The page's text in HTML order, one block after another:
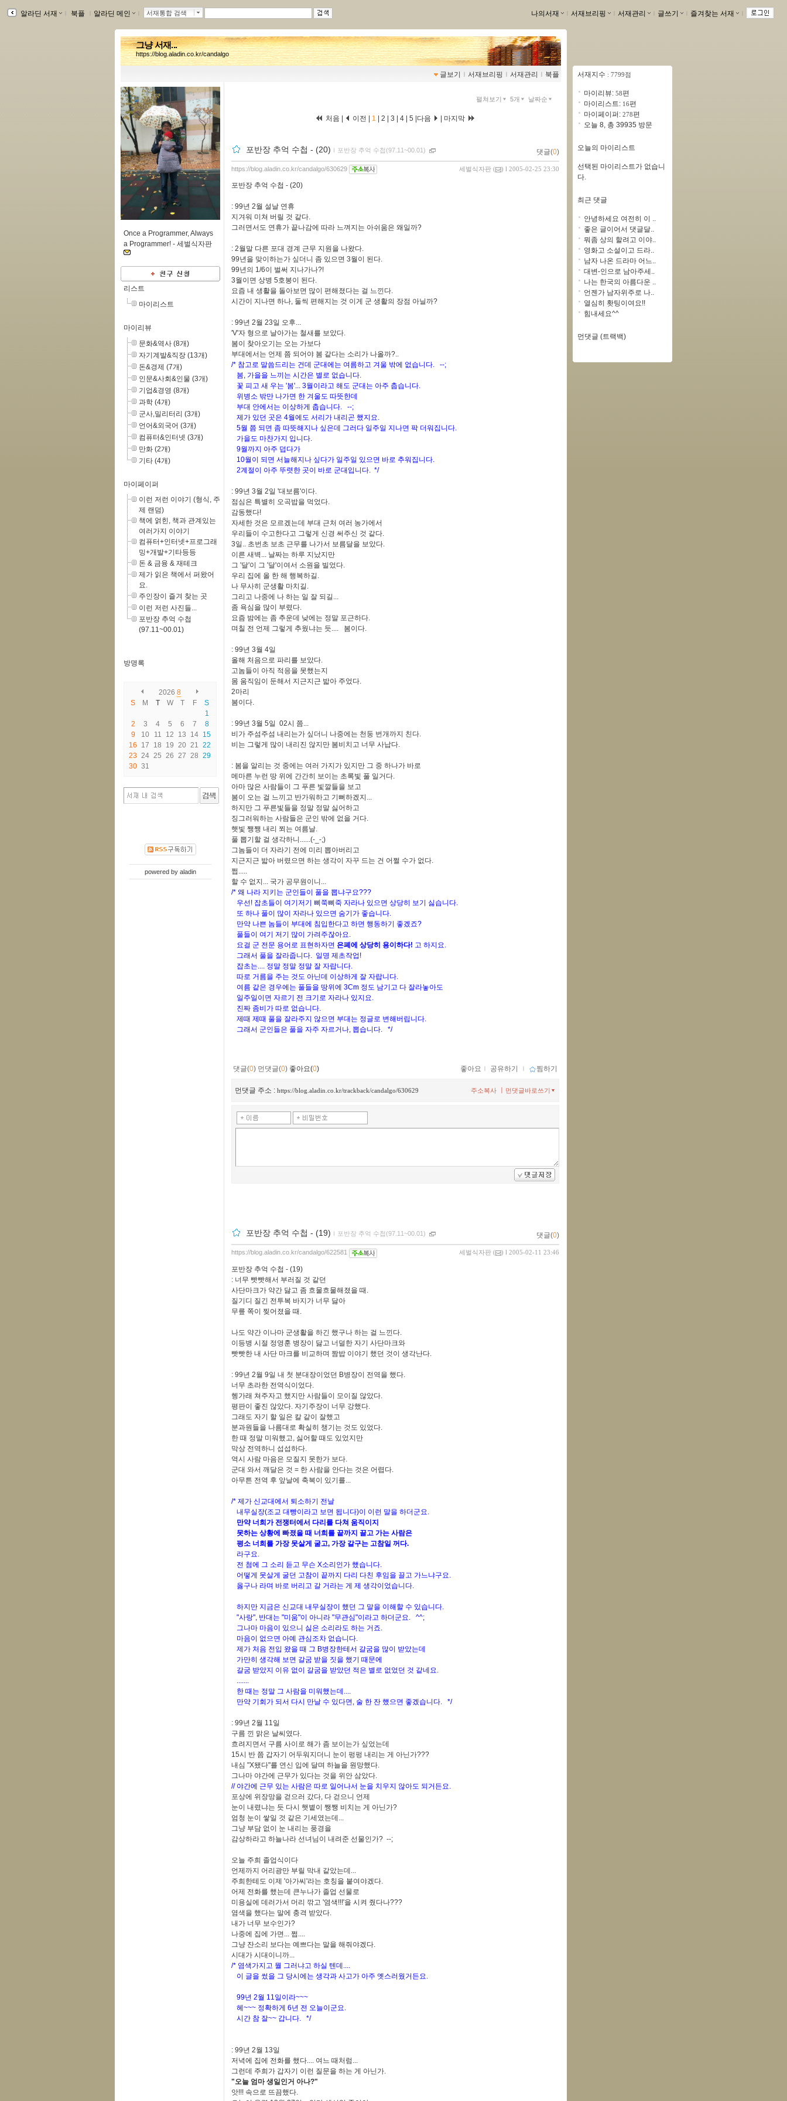
알라딘 서재 북플 알라딘 메인 서재통합 검색 나의서재 서재브리핑 서재관리 글쓰기 즐겨찾는 서재
그냥 서재...
https://blog.aladin.co.kr/candalgo
글보기 ｌ 서재브리핑 ｌ 서재관리 ｌ 북플
Once a Programmer, Always
a Programmer! - 세벌식자판
리스트
마이리스트
마이리뷰
문화&역사 (8개)
자기계발&직장 (13개)
돈&경제 (7개)
인문&사회&인물 (3개)
기업&경영 (8개)
과학 (4개)
군사,밀리터리 (3개)
언어&외국어 (3개)
컴퓨터&인터넷 (3개)
만화 (2개)
기타 (4개)
마이페이퍼
이런 저런 이야기 (형식, 주
제 랜덤)
책에 얽힌, 책과 관계있는
여러가지 이야기
컴퓨터+인터넷+프로그래
밍+개발+기타등등
돈 & 금융 & 재테크
제가 읽은 책에서 퍼왔어
요.
주인장이 즐겨 찾는 곳
이런 저런 사진들...
포반장 추억 수첩
(97.11~00.01)
방명록
2026 8
S
M T W T F
S
1
2
3 4 5 6 7
8
9
10 11 12 13 14 15
16
17 18 19 20 21
22
23 24 25 26 27 28 29
30 31
powered by aladin
펼쳐보기 5개 날짜순
처음 | 이전 | 1 2 3 4 5 다음 마지막
포반장 추억 수첩 - (20) ｌ 포반장 추억 수첩(97.11~00.01) 댓글(0)
세벌식자판 ( ) l 2005-02-25 23:30
https://blog.aladin.co.kr/candalgo/630629
포반장 추억 수첩 - (20)
: 99년 2월 설날 연휴
지겨워 미쳐 버릴 것 같다.
그러면서도 연휴가 끝나감에 따라 느껴지는 아쉬움은 왜일까?
: 2월말 다른 포대 경계 근무 지원을 나왔다.
99년을 맞이하는가 싶더니 좀 있으면 3월이 된다.
99년의 1/6이 벌써 지나가나?!
3월이면 상병 5호봉이 된다.
요즘 내 생활을 돌아보면 많이 편해졌다는 걸 느낀다.
시간이 지나면 하나, 둘씩 편해지는 것 이게 군 생활의 장점 아닐까?
: 99년 2월 23일 오후...
'V'자 형으로 날아가는 철새를 보았다.
봄이 찾아오기는 오는 가보다
부대에서는 언제 쯤 되어야 봄 같다는 소리가 나올까?..
/* 참고로 말씀드리는 건데 군대에는 여름하고 겨울 밖에 없습니다. --;
봄, 가을을 느끼는 시간은 별로 없습니다.
꽃 피고 새 우는 '봄'... 3월이라고 해도 군대는 아주 춥습니다.
위병소 밖만 나가면 한 겨울도 따뜻한데
부대 안에서는 이상하게 춥습니다. --;
제가 있던 곳은 4월에도 서리가 내리곤 했지요.
5월 쯤 되면 좀 따뜻해지나 싶은데 그러다 일주일 지나면 팍 더워집니다.
가을도 마찬가지 입니다.
9월까지 아주 덥다가
10월이 되면 서늘해지나 싶다가 일주일 있으면 바로 추워집니다.
2계절이 아주 뚜렷한 곳이 바로 군대입니다. */
: 99년 3월 2일 '대보름'이다.
점심은 특별히 오곡밥을 먹었다.
감동했다!
자세한 것은 모르겠는데 부대 근처 여러 농가에서
우리들이 수고한다고 그렇게 신경 써주신 것 같다.
3일.. 초번초 보초 근무를 나가서 보름달을 보았다.
이른 새벽... 날짜는 하루 지났지만
그 '달'이 그 '달'이여서 소원을 빌었다.
우리 집에 올 한 해 행복하길.
나 무사히 군생활 마치길.
그리고 나중에 나 하는 일 잘 되길...
좀 욕심을 많이 부렸다.
요즘 밤에는 좀 추운데 낮에는 정말 포근하다.
며칠 전 언제 그렇게 추웠냐는 듯.... 봄이다.
: 99년 3월 4일
올해 처음으로 파리를 보았다.
고놈들이 아직 적응을 못했는지
몸 움직임이 둔해서 지근지근 밟아 주었다.
2마리
봄이다.
: 99년 3월 5일 02시 쯤...
비가 주섬주섬 내리는가 싶더니 나중에는 천둥 번개까지 친다.
비는 그렇게 많이 내리진 않지만 봄비치고 너무 사납다.
: 봄을 알리는 것 중에는 여러 가지가 있지만 그 중 하나가 바로
메마른 누런 땅 위에 간간히 보이는 초록빛 풀 일거다.
아마 많은 사람들이 그 푸른 빛깔들을 보고
봄이 오는 걸 느끼고 반가워하고 기뻐하겠지...
하지만 그 푸른빛들을 정말 정말 싫어하고
징그러워하는 사람들은 군인 밖에 없을 거다.
햇빛 쨍쨍 내리 쬐는 여름날.
풀 뽑기할 걸 생각하니......(-_-;)
그놈들이 더 자라기 전에 미리 뽑아버리고
지근지근 밟아 버렸으면 하는 생각이 자꾸 드는 건 어쩔 수가 없다.
쩝.....
할 수 없지... 국가 공무원이니...
/* 왜 나라 지키는 군인들이 풀을 뽑냐구요???
우선! 잡초들이 여기저기 삐쭉삐죽 자라나 있으면 상당히 보기 싫습니다.
또 하나 풀이 많이 자라나 있으면 숨기가 좋습니다.
만약 나쁜 놈들이 부대에 침입한다고 하면 행동하기 좋겠죠?
풀들이 여기 저기 많이 가려주잖아요.
요걸 군 전문 용어로 표현하자면 은폐에 상당히 용이하다! 고 하지요.
그래서 풀을 잘라줍니다. 일명 제초작업!
잡초는.... 정말 정말 정말 잘 자랍니다.
따로 거름을 주는 것도 아닌데 이상하게 잘 자랍니다.
여름 같은 경우에는 풀들을 땅위에 3Cm 정도 남기고 다 잘라놓아도
일주일이면 자르기 전 크기로 자라나 있지요.
진짜 좀비가 따로 없습니다.
제때 제때 풀을 잘라주지 않으면 부대는 정글로 변해버립니다.
그래서 군인들은 풀을 자주 자르거나, 뽑습니다. */
댓글(0) 먼댓글(0) 좋아요(0) 좋아요 ｌ 공유하기 ｌ 찜하기
먼댓글 주소 : https://blog.aladin.co.kr/trackback/candalgo/630629 먼댓글바로쓰기
주소복사
포반장 추억 수첩 - (19) ｌ 포반장 추억 수첩(97.11~00.01) 댓글(0)
세벌식자판 ( ) l 2005-02-11 23:46
https://blog.aladin.co.kr/candalgo/622581
포반장 추억 수첩 - (19)
: 너무 빳빳해서 부러질 것 같던
사단마크가 약간 닳고 좀 흐물흐물해졌을 때.
질기디 질긴 전투복 바지가 너무 닳아
무릎 쪽이 찢어졌을 때.
나도 약간 이나마 군생활을 하긴 했구나 하는 걸 느낀다.
이등병 시절 정영훈 병장이 닳고 너덜한 자기 사단마크와
빳빳한 내 사단 마크를 비교하며 짬밥 이야기 했던 것이 생각난다.
: 99년 2월 9일 내 첫 분대장이었던 B병장이 전역을 했다.
너무 초라한 전역식이었다.
헹가래 쳐주자고 했지만 사람들이 모이질 않았다.
평판이 좋진 않았다. 자기주장이 너무 강했다.
그래도 자기 할 일은 칼 같이 잘했고
분과원들을 나름대로 확실히 챙기는 것도 있었다.
한 때 정말 미워했고, 싫어할 때도 있었지만
막상 전역하니 섭섭하다.
역시 사람 마음은 모질지 못한가 보다.
군대 와서 깨달은 것 = 한 사람을 안다는 것은 어렵다.
아무튼 전역 후 앞날에 축복이 있기를...
/* 제가 신교대에서 퇴소하기 전날
내무실장(조교 대빵이라고 보면 됩니다)이 이런 말을 하더군요.
만약 너희가 전쟁터에서 다리를 다쳐 움직이지
못하는 상황에 빠졌을 때 너희를 끝까지 끌고 가는 사람은
평소 너희를 가장 못살게 굴고, 가장 갈구는 고참일 꺼다.
라구요.
전 첨에 그 소리 듣고 무슨 X소리인가 했습니다.
어떻게 못살게 굴던 고참이 끝까지 다리 다친 후임을 끌고 가느냐구요.
옳구나 라며 바로 버리고 갈 거라는 게 제 생각이었습니다.
하지만 지금은 신교대 내무실장이 했던 그 말을 이해할 수 있습니다.
"사랑", 반대는 "미움"이 아니라 "무관심"이라고 하더군요. ^^;
그나마 마음이 있으니 싫은 소리라도 하는 거죠.
마음이 없으면 아예 관심조차 없습니다.
제가 처음 전입 왔을 때 그 B병장한테서 갈굼을 많이 받았는데
가만히 생각해 보면 갈굼 받을 짓을 했기 때문에
갈굼 받았지 이유 없이 갈굼을 받았던 적은 별로 없었던 것 같네요.
.......
한 때는 정말 그 사람을 미워했는데....
만약 기회가 되서 다시 만날 수 있다면, 술 한 잔 했으면 좋겠습니다. */
: 99년 2월 11일
구름 낀 맑은 날씨였다.
흐려지면서 구름 사이로 해가 좀 보이는가 싶었는데
15시 반 쯤 갑자기 어두워지더니 눈이 펑펑 내리는 게 아닌가???
내심 "X됐다"를 연신 입에 달며 하늘을 원망했다.
그나마 야간에 근무가 있다는 것을 위안 삼았다.
// 야간에 근무 있는 사람은 따로 일어나서 눈을 치우지 않아도 되거든요.
포상에 위장망을 걷으러 갔다, 다 걷으니 언제
눈이 내렸냐는 듯 다시 햇볕이 쨍쨍 비치는 게 아닌가?
엄청 눈이 쌓일 것 같은 기세였는데...
그냥 부담 없이 눈 내리는 풍경을
감상하라고 하늘나라 선녀님이 내려준 선물인가? --;
오늘 주희 졸업식이다
언제까지 어리광만 부릴 막내 같았는데...
주희한테도 이제 '아가씨'라는 호칭을 붙여야겠다.
어제 전화를 했는데 큰누나가 졸업 선물로
미용실에 데러가서 머리 깎고 '염색!!!'을 시켜 줬다나???
염색을 했다는 말에 충격 받았다.
내가 너무 보수인가?
나중에 집에 가면... 쩝....
그냥 잔소리 보다는 예쁘다는 말을 해줘야겠다.
시대가 시대이니까...
/* 염색가지고 뭘 그러냐고 하실 텐데....
이 글을 썼을 그 당시에는 생각과 사고가 아주 옛스러웠거든요.
99년 2월 11일이라~~~
헤~~~ 정확하게 6년 전 오늘이군요.
시간 참 잘~~ 갑니다. */
: 99년 2월 13일
저녁에 집에 전화를 했다.... 여느 때처럼...
그런데 주희가 갑자기 이런 질문을 하는 게 아닌가.
"오늘 엄마 생일인거 아나?"
앗!!! 속으로 뜨끔했다.
서재지수 : 7799점
마이리뷰: 58편
마이리스트: 16편
마이페이퍼: 278편
오늘 8, 총 39935 방문
오늘의 마이리스트
선택된 마이리스트가 없습니
다.
최근 댓글
안녕하세요 여전히 이 ..
좋은 글이어서 댓글달..
뭐좀 상의 할려고 이야..
영화고 소설이고 드라..
남자 나온 드라마 어느..
대변-인으로 남아주세..
나는 한국의 아름다운 ..
언젠가 남자위주로 나..
열심히 홧팅이여요!!
힘내세요^^
먼댓글 (트랙백)